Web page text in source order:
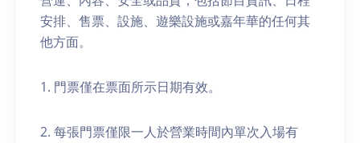
安排、售票、設施、遊樂設施或嘉年華的任何其
他方面。
1. 門票僅在票面所示日期有效。
2. 每張門票僅限一人於營業時間內單次入場有